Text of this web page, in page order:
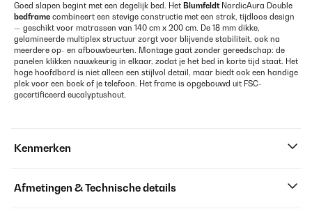
Goed slapen begint met een degelijk bed. Het BlumfeldtNordicAura Double
bedframe combineert een stevige constructie met een strak, tijdloos design
— geschikt voor matrassen van 140 cm x 200 cm. De 18 mm dikke,
gelamineerde multiplex structuur zorgt voor blijvende stabiliteit, ook na
meerdere op- en afbouwbeurten. Montage gaat zonder gereedschap: de
panelen klikken nauwkeurig in elkaar, zodat je het bed in korte tijd staat. Het
hoge hoofdbord is niet alleen een stijlvol detail, maar biedt ook een handige
plek voor een boek of je telefoon. Het frame is opgebouwd uit FSC-
gecertificeerd eucalyptushout.
Kenmerken
Afmetingen & Technische details